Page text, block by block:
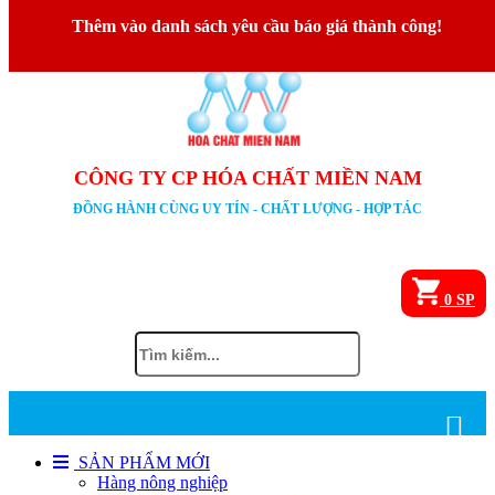
02923 744 050 0945 095 092
CÔNG TY CP HÓA CHẤT MIỀN NAM
ĐỒNG HÀNH CÙNG UY TÍN - CHẤT LƯỢNG - HỢP TÁC
0 SP
SẢN PHẨM MỚI
Hàng nông nghiệp
Thêm vào danh sách yêu cầu báo giá thành công!